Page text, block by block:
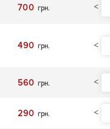
700 грн. <
490 грн. <
560 грн. <
290 грн. <